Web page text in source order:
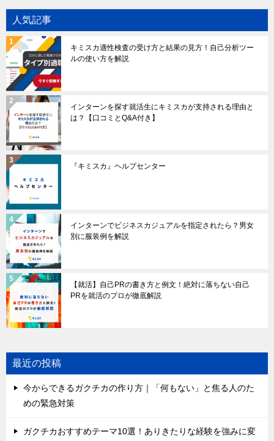
人気記事
キミスカ適性検査の受け方と結果の見方！自己分析ツー
ルの使い方を解説
インターンを探す就活生にキミスカが支持される理由と
は？【口コミとQ&A付き】
『キミスカ』ヘルプセンター
インターンでビジネスカジュアルを指定されたら？男女
別に服装例を解説
【就活】自己PRの書き方と例文！絶対に落ちない自己
PRを就活のプロが徹底解説
最近の投稿
今からできるガクチカの作り方｜「何もない」と焦る人のた
めの緊急対策
ガクチカおすすめテーマ10選！ありきたりな経験を強みに変